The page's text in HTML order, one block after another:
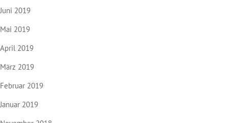
Juni 2019
Mai 2019
April 2019
März 2019
Februar 2019
Januar 2019